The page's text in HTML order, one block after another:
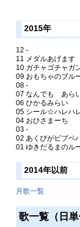
2015年
12 -
11 メダルあげます
10 ガチャゴチャガ
09 おもちゃのブル
08 -
07 なんでも あら
06 ひかるみらい
05 シール☆ハレハ
04 おひさまーち
03 -
02 あくびがビブベ
01 ゆきだるまのル
2014年以前
月歌一覧
歌一覧（日単